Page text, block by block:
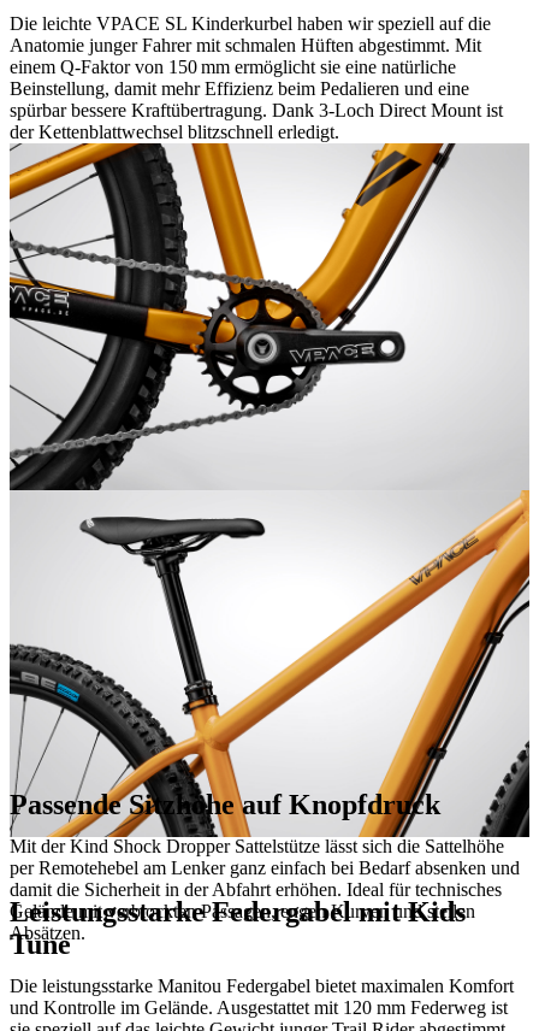
Die leichte VPACE SL Kinderkurbel haben wir speziell auf die
Anatomie junger Fahrer mit schmalen Hüften abgestimmt. Mit
einem Q-Faktor von 150 mm ermöglicht sie eine natürliche
Beinstellung, damit mehr Effizienz beim Pedalieren und eine
spürbar bessere Kraftübertragung. Dank 3-Loch Direct Mount ist
der Kettenblattwechsel blitzschnell erledigt.
Passende Sitzhöhe auf Knopfdruck
Mit der Kind Shock Dropper Sattelstütze lässt sich die Sattelhöhe
per Remotehebel am Lenker ganz einfach bei Bedarf absenken und
damit die Sicherheit in der Abfahrt erhöhen. Ideal für technisches
Gelände mit verblockten Passagen, engen Kurven und steilen
Absätzen.
Leistungsstarke Federgabel mit Kids
Tune
Die leistungsstarke Manitou Federgabel bietet maximalen Komfort
und Kontrolle im Gelände. Ausgestattet mit 120 mm Federweg ist